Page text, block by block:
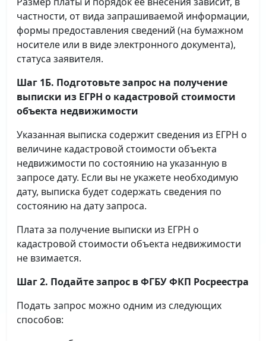
частности, от вида запрашиваемой информации,
формы предоставления сведений (на бумажном
носителе или в виде электронного документа),
статуса заявителя.
Шаг 1Б. Подготовьте запрос на получение
выписки из ЕГРН о кадастровой стоимости
объекта недвижимости
Указанная выписка содержит сведения из ЕГРН о
величине кадастровой стоимости объекта
недвижимости по состоянию на указанную в
запросе дату. Если вы не укажете необходимую
дату, выписка будет содержать сведения по
состоянию на дату запроса.
Плата за получение выписки из ЕГРН о
кадастровой стоимости объекта недвижимости
не взимается.
Шаг 2. Подайте запрос в ФГБУ ФКП Росреестра
Подать запрос можно одним из следующих
способов: